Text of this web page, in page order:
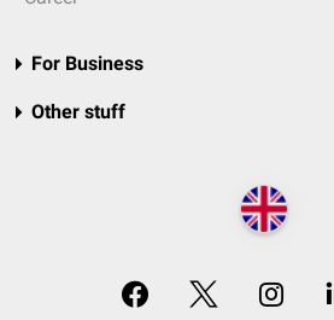
For Business
Other stuff